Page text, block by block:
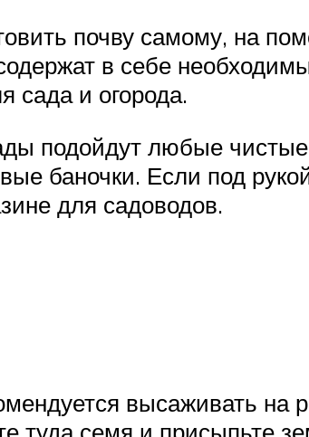
почву самому, на
в себе
сада и огорода.
подойдут любые
баночки. Если под
для садоводов.
высаживать на